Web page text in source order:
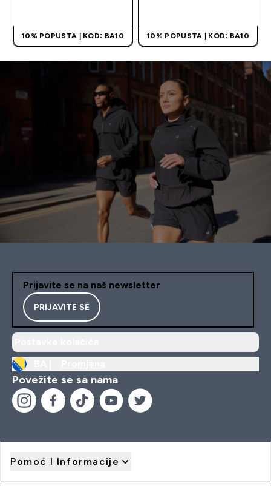
10% POPUSTA | KOD: BA10 10% POPUSTA | KOD: BA10
Prijavite se na naš newsletter
PRIJAVITE SE
Povežite se sa nama
Pomoć I Informacije